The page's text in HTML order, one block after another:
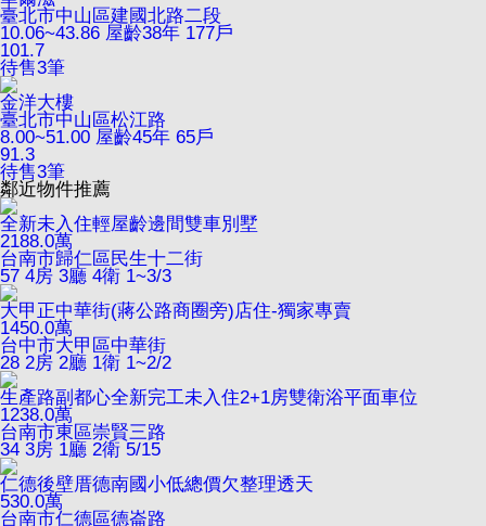
臺北市中山區建國北路二段
10.06~43.86 屋齡38年 177戶
101.7
待售3筆
金洋大樓
臺北市中山區松江路
8.00~51.00 屋齡45年 65戶
91.3
待售3筆
鄰近物件推薦
全新未入住輕屋齡邊間雙車別墅
2188.0萬
台南市歸仁區民生十二街
57 4房 3廳 4衛 1~3/3
大甲正中華街(蔣公路商圈旁)店住-獨家專賣
1450.0萬
台中市大甲區中華街
28 2房 2廳 1衛 1~2/2
生產路副都心全新完工未入住2+1房雙衛浴平面車位
1238.0萬
台南市東區崇賢三路
34 3房 1廳 2衛 5/15
仁德後壁厝德南國小低總價欠整理透天
530.0萬
台南市仁德區德崙路